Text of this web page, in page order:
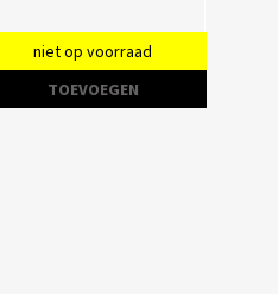
niet op voorraad
TOEVOEGEN